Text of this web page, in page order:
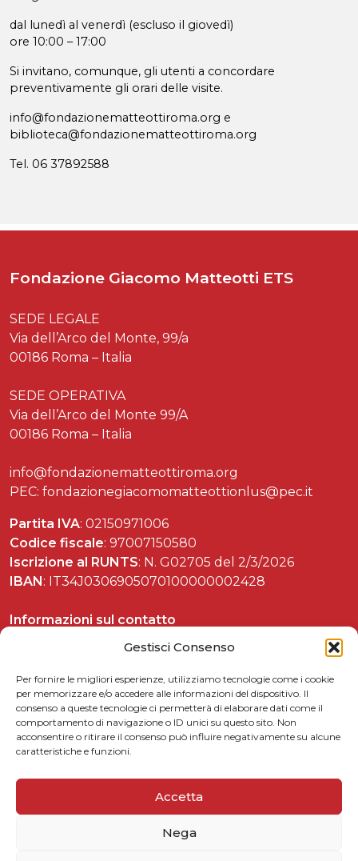
Gestisci Consenso
Per fornire le migliori esperienze, utilizziamo tecnologie come i cookie
per memorizzare e/o accedere alle informazioni del dispositivo. Il
consenso a queste tecnologie ci permetterà di elaborare dati come il
comportamento di navigazione o ID unici su questo sito. Non
acconsentire o ritirare il consenso può influire negativamente su alcune
caratteristiche e funzioni.
Accetta
Nega
dal lunedì al venerdì (escluso il giovedì)
ore 10:00 – 17:00
Si invitano, comunque, gli utenti a concordare
preventivamente gli orari delle visite.
info@fondazionematteottiroma.org e
biblioteca@fondazionematteottiroma.org
Tel. 06 37892588
Fondazione Giacomo Matteotti ETS
SEDE LEGALE
Via dell’Arco del Monte, 99/a
00186 Roma – Italia
SEDE OPERATIVA
Via dell’Arco del Monte 99/A
00186 Roma – Italia
info@fondazionematteottiroma.org
PEC: fondazionegiacomomatteottionlus@pec.it
Partita IVA: 02150971006
Codice fiscale: 97007150580
Iscrizione al RUNTS: N. G02705 del 2/3/2026
IBAN: IT34J0306905070100000002428
Informazioni sul contatto
Celebrazioni matteottiane
Matteotti per le scuole
Contattaci